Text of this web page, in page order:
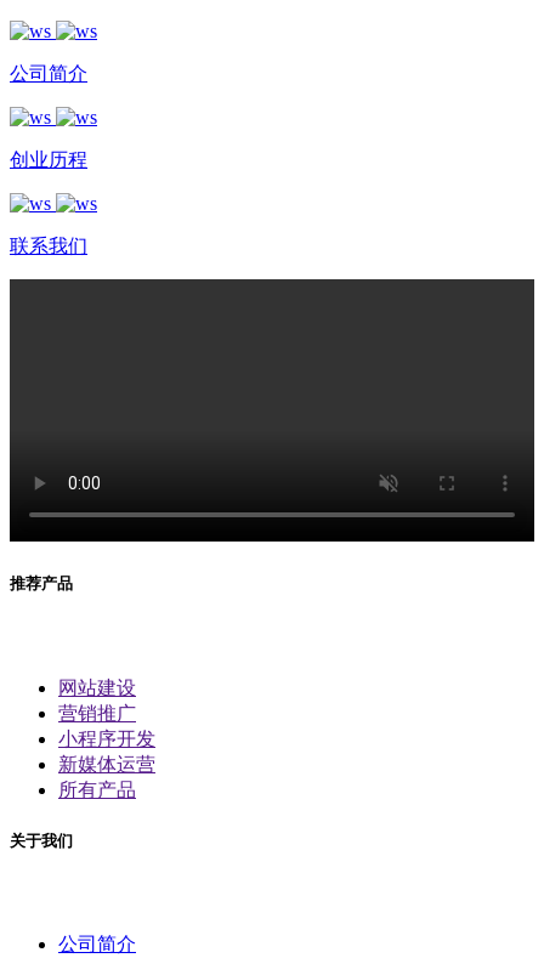
公司简介
创业历程
联系我们
推荐产品
网站建设
营销推广
小程序开发
新媒体运营
所有产品
关于我们
公司简介